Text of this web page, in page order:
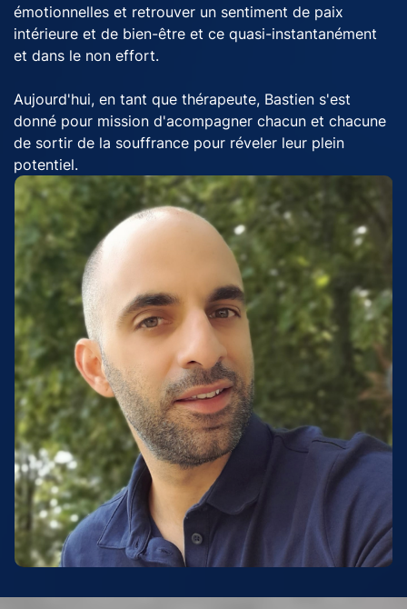
émotionnelles et retrouver un sentiment de paix
intérieure et de bien-être et ce quasi-instantanément
et dans le non effort.
Aujourd'hui, en tant que thérapeute, Bastien s'est
donné pour mission d'acompagner chacun et chacune
de sortir de la souffrance pour réveler leur plein
potentiel.